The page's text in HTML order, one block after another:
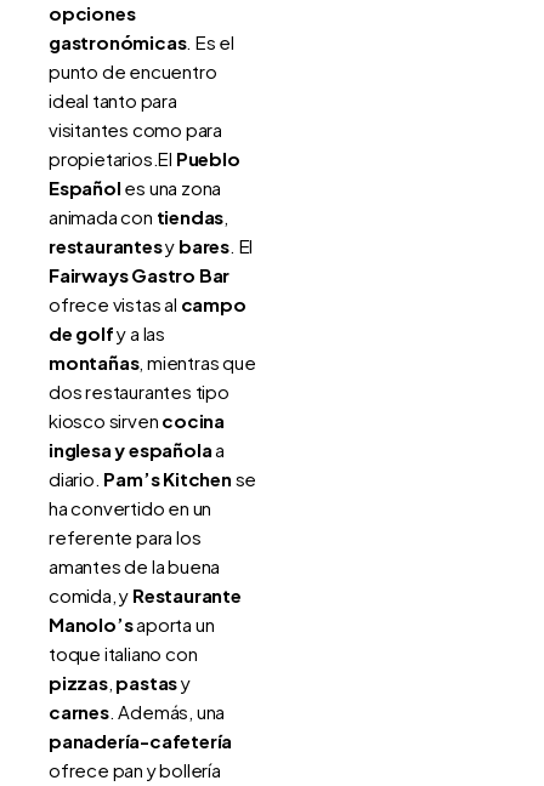
opciones
gastronómicas. Es el
punto de encuentro
ideal tanto para
visitantes como para
propietarios.El Pueblo
Español es una zona
animada con tiendas,
restaurantesy bares. El
Fairways Gastro Bar
ofrece vistas al campo
de golfy a las
montañas, mientras que
dos restaurantes tipo
kiosco sirven cocina
inglesa y españolaa
diario. Pam’s Kitchen se
ha convertido en un
referente para los
amantes de la buena
comida, y Restaurante
Manolo’saporta un
toque italiano con
pizzas, pastasy
carnes. Además, una
panadería-cafetería
ofrece pan y bollería